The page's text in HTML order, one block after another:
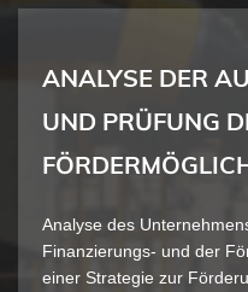
ANALYSE DER
UND PRÜFUNG
Analyse des
Finanzierungs- und der
einer Strategie zur